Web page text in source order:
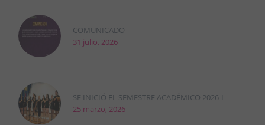
COMUNICADO
31 julio, 2026
SE INICIÓ EL SEMESTRE ACADÉMICO 2026-I
25 marzo, 2026